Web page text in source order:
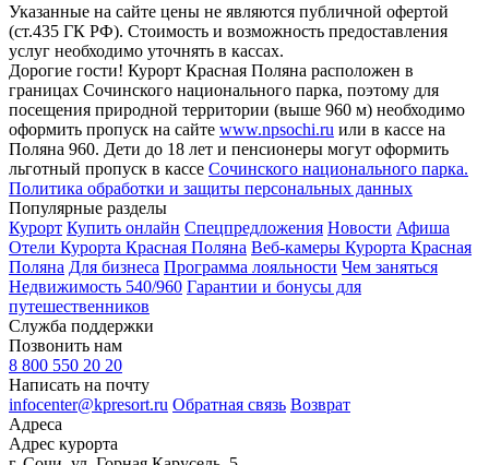
Указанные на сайте цены не являются публичной офертой
(ст.435 ГК РФ). Стоимость и возможность предоставления
услуг необходимо уточнять в кассах.
Дорогие гости! Курорт Красная Поляна расположен в
границах Сочинского национального парка, поэтому для
посещения природной территории (выше 960 м) необходимо
оформить пропуск на сайте www.npsochi.ru или в кассе на
Поляна 960. Дети до 18 лет и пенсионеры могут оформить
льготный пропуск в кассе Сочинского национального парка.
Политика обработки и защиты персональных данных
Популярные разделы
Курорт Купить онлайн Спецпредложения Новости Афиша
Отели Курорта Красная Поляна Веб-камеры Курорта Красная
Поляна Для бизнеса Программа лояльности Чем заняться
Недвижимость 540/960 Гарантии и бонусы для
путешественников
Служба поддержки
Позвонить нам
8 800 550 20 20
Написать на почту
infocenter@kpresort.ru Обратная связь Возврат
Адреса
Адрес курорта